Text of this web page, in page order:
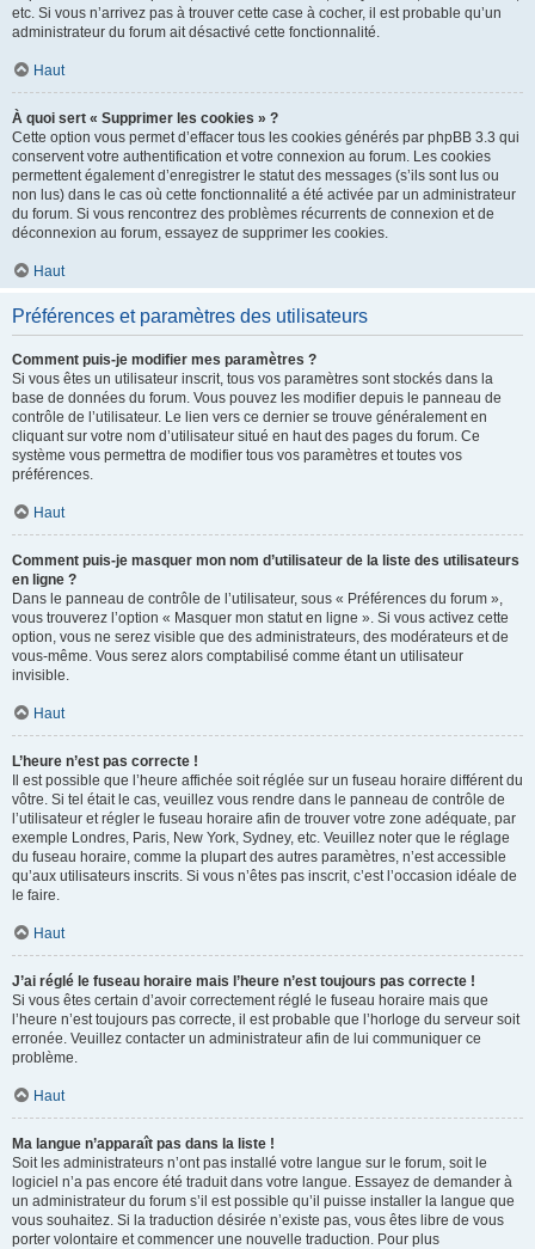
etc. Si vous n’arrivez pas à trouver cette case à cocher, il est probable qu’un
administrateur du forum ait désactivé cette fonctionnalité.
Haut
À quoi sert « Supprimer les cookies » ?
Cette option vous permet d’effacer tous les cookies générés par phpBB 3.3 qui
conservent votre authentification et votre connexion au forum. Les cookies
permettent également d’enregistrer le statut des messages (s’ils sont lus ou
non lus) dans le cas où cette fonctionnalité a été activée par un administrateur
du forum. Si vous rencontrez des problèmes récurrents de connexion et de
déconnexion au forum, essayez de supprimer les cookies.
Haut
Préférences et paramètres des utilisateurs
Comment puis-je modifier mes paramètres ?
Si vous êtes un utilisateur inscrit, tous vos paramètres sont stockés dans la
base de données du forum. Vous pouvez les modifier depuis le panneau de
contrôle de l’utilisateur. Le lien vers ce dernier se trouve généralement en
cliquant sur votre nom d’utilisateur situé en haut des pages du forum. Ce
système vous permettra de modifier tous vos paramètres et toutes vos
préférences.
Haut
Comment puis-je masquer mon nom d’utilisateur de la liste des utilisateurs
en ligne ?
Dans le panneau de contrôle de l’utilisateur, sous « Préférences du forum »,
vous trouverez l’option « Masquer mon statut en ligne ». Si vous activez cette
option, vous ne serez visible que des administrateurs, des modérateurs et de
vous-même. Vous serez alors comptabilisé comme étant un utilisateur
invisible.
Haut
L’heure n’est pas correcte !
Il est possible que l’heure affichée soit réglée sur un fuseau horaire différent du
vôtre. Si tel était le cas, veuillez vous rendre dans le panneau de contrôle de
l’utilisateur et régler le fuseau horaire afin de trouver votre zone adéquate, par
exemple Londres, Paris, New York, Sydney, etc. Veuillez noter que le réglage
du fuseau horaire, comme la plupart des autres paramètres, n’est accessible
qu’aux utilisateurs inscrits. Si vous n’êtes pas inscrit, c’est l’occasion idéale de
le faire.
Haut
J’ai réglé le fuseau horaire mais l’heure n’est toujours pas correcte !
Si vous êtes certain d’avoir correctement réglé le fuseau horaire mais que
l’heure n’est toujours pas correcte, il est probable que l’horloge du serveur soit
erronée. Veuillez contacter un administrateur afin de lui communiquer ce
problème.
Haut
Ma langue n’apparaît pas dans la liste !
Soit les administrateurs n’ont pas installé votre langue sur le forum, soit le
logiciel n’a pas encore été traduit dans votre langue. Essayez de demander à
un administrateur du forum s’il est possible qu’il puisse installer la langue que
vous souhaitez. Si la traduction désirée n’existe pas, vous êtes libre de vous
porter volontaire et commencer une nouvelle traduction. Pour plus